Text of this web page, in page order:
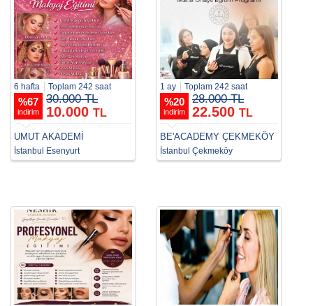
6 hafta Toplam 242 saat
%67
indirim
30.000 TL
10.000 TL
UMUT AKADEMİ
İstanbul Esenyurt
1 ay Toplam 242 saat
%20
indirim
28.000 TL
22.500 TL
BE'ACADEMY ÇEKMEKÖY
İstanbul Çekmeköy